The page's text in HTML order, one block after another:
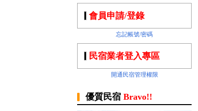
會員申請/登錄
忘記帳號/密碼
民宿業者登入專區
開通民宿管理權限
優質民宿 Bravo!!